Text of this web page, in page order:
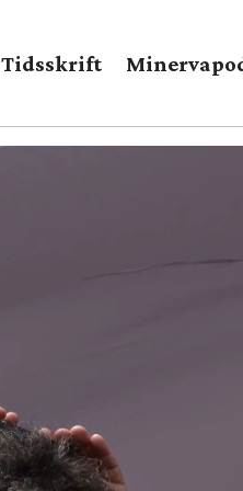
Tidsskrift